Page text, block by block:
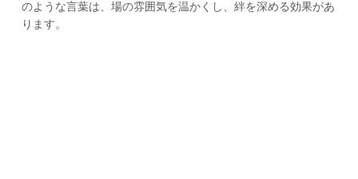
のような言葉は、場の雰囲気を温かくし、絆を深める効果があ
ります。